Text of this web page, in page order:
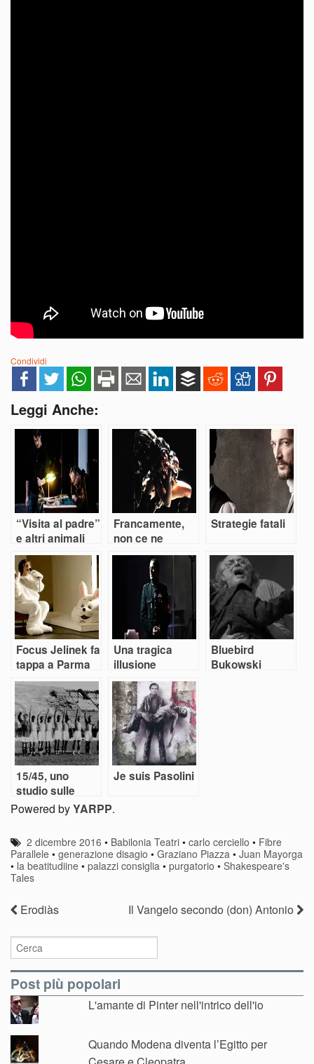
Condividi
Leggi Anche:
“Visita al padre”
e altri animali
Francamente,
non ce ne
infischiamo
Strategie fatali
Focus Jelinek fa
tappa a Parma
Una tragica
illusione
Bluebird
Bukowski
15/45, uno
studio sulle
guerre
Je suis Pasolini
Powered byYARPP.
2 dicembre 2016 • Babilonia Teatri •carlo cerciello • Fibre
Parallele • generazione disagio • Graziano Piazza • Juan Mayorga
• la beatitudiine • palazzi consiglia • purgatorio • Shakespeare's
Tales
Erodiàs Il Vangelo secondo (don) Antonio
Post più popolari
L'amante di Pinter nell'intrico dell'io
Quando Modena diventa l’Egitto per